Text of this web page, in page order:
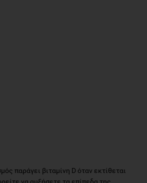
παράγει βιταμίνη D όταν εκτίθεται
να αυξήσετε τα επίπεδα της